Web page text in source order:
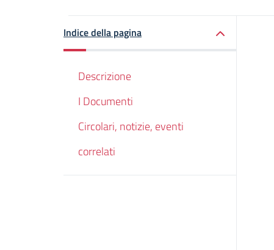
Indice della pagina
Descrizione
I Documenti
Circolari, notizie, eventi
correlati